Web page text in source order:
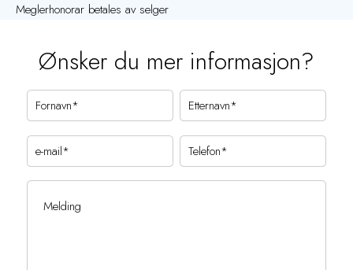
Meglerhonorar betales av selger
Ønsker du mer informasjon?